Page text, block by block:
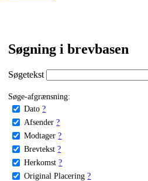
Søgning i brevbasen
Søgetekst
Søge-afgrænsning:
Dato ?
Afsender ?
Modtager ?
Brevtekst ?
Herkomst ?
Original Placering ?